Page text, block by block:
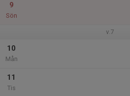
9
Sön
v.7
10
Mån
11
Tis